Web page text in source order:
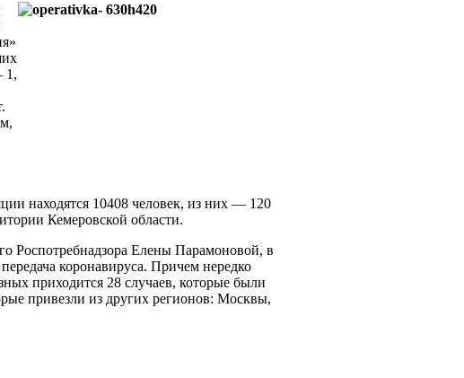
1,
находятся 10408 человек, из них — 120
Кемеровской области.
Роспотребнадзора Елены Парамоновой, в
коронавируса. Причем нередко
приходится 28 случаев, которые были
привезли из других регионов: Москвы,